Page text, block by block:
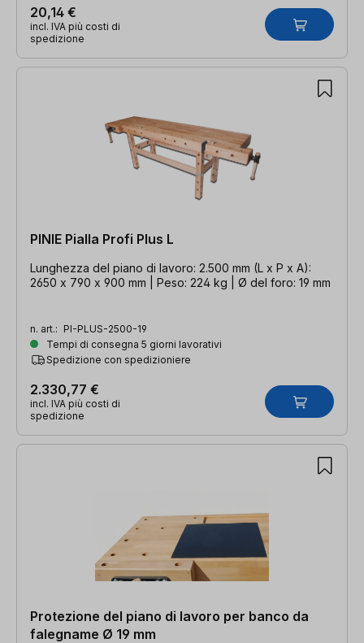
20,14 €
incl. IVA più costi di
spedizione
PINIE Pialla Profi Plus L
Lunghezza del piano di lavoro: 2.500 mm (L x P x A):
2650 x 790 x 900 mm | Peso: 224 kg | Ø del foro: 19 mm
n. art.: PI-PLUS-2500-19
Tempi di consegna 5 giorni lavorativi
Spedizione con spedizioniere
2.330,77 €
incl. IVA più costi di
spedizione
Protezione del piano di lavoro per banco da
falegname Ø 19 mm